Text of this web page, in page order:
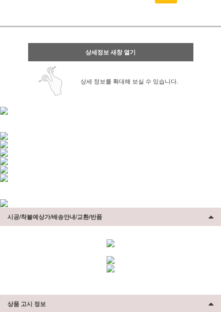
상세정보 새창 열기
상세 정보를 확대해 보실 수 있습니다.
시공/착불예상가/배송안내/교환/반품
상품 고시 정보